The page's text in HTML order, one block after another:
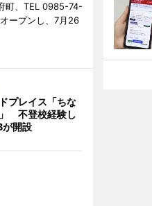
町、TEL 0985-74-
ープンし、7月26
プレイス「ちな
不登校経験し
が開設